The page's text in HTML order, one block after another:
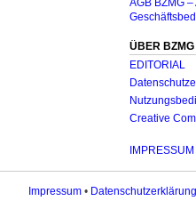
AGB BZMG
ÜBER BZMG
EDITORIAL
Creative
IMPRESSUM
Impressum • Datenschutzerklärung